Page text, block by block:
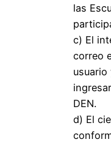
las
c) El
correo
usuario
DEN.
d) El